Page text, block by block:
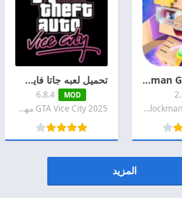
تحميل لعبه Blockman Go مهكره 2026 اخر اصدار APK + MOD للاندرويد
2025 Blockman Go APK مهكره
تحميل لعبه جاتا فايس سيتي مهكره 2026 GTA Vice City APK اخر اصدار للاندرويد
MOD
6.8.4
2025 GTA Vice City مهكره
المزيد